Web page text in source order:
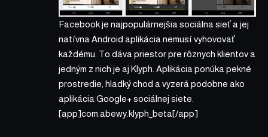
Facebook je najpopulárnejšia sociálna sieť a jej
natívna Android aplikácia nemusí vyhovovať
každému. To dáva priestor pre rôznych klientov a
jedným z nich je aj Klyph. Aplikácia ponúka pekné
prostredie, hladký chod a vyzerá podobne ako
aplikácia Google+ sociálnej siete.
[app]com.abewy.klyph_beta[/app]